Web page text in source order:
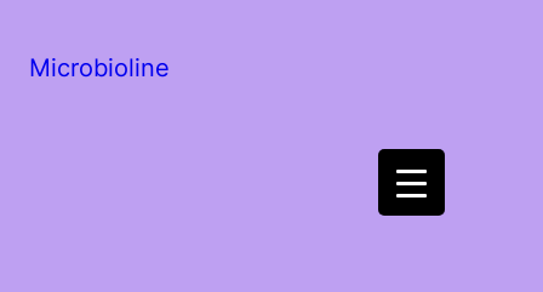
Microbioline